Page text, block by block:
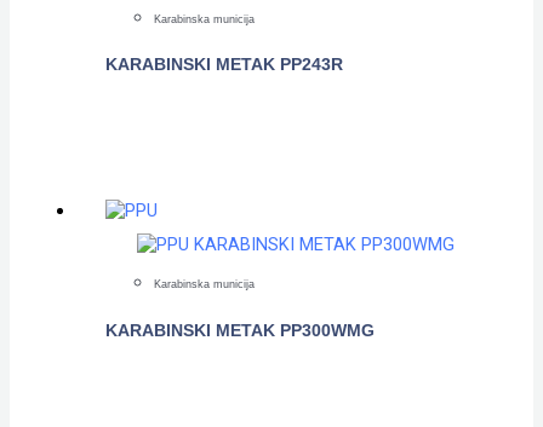
Karabinska municija
KARABINSKI METAK PP243R
Karabinska municija
KARABINSKI METAK PP300WMG